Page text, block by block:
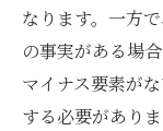
なります。一方
の事実がある場
マイナス要素が
する必要がありま